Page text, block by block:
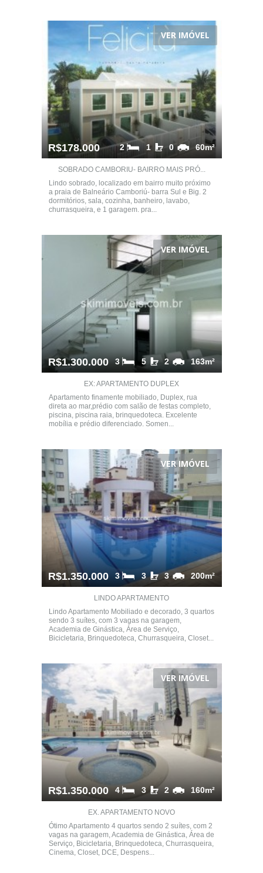
VER IMÓVEL
R$178.000 60m²
0
1
2
SOBRADO CAMBORIU- BAIRRO MAIS PRÓ...
Lindo sobrado, localizado em bairro muito próximo
a praia de Balneário Camboriú- barra Sul e Big. 2
dormitórios, sala, cozinha, banheiro, lavabo,
churrasqueira, e 1 garagem. pra...
VER IMÓVEL
R$1.300.000 163m²
2
5
3
EX: APARTAMENTO DUPLEX
Apartamento finamente mobiliado, Duplex, rua
direta ao mar,prédio com salão de festas completo,
piscina, piscina raia, brinquedoteca. Excelente
mobília e prédio diferenciado. Somen...
VER IMÓVEL
R$1.350.000 200m²
3
3
3
LINDO APARTAMENTO
Lindo Apartamento Mobiliado e decorado, 3 quartos
sendo 3 suítes, com 3 vagas na garagem,
Academia de Ginástica, Área de Serviço,
Bicicletaria, Brinquedoteca, Churrasqueira, Closet...
VER IMÓVEL
R$1.350.000 160m²
2
3
4
EX. APARTAMENTO NOVO
Ótimo Apartamento 4 quartos sendo 2 suítes, com 2
vagas na garagem, Academia de Ginástica, Área de
Serviço, Bicicletaria, Brinquedoteca, Churrasqueira,
Cinema, Closet, DCE, Despens...